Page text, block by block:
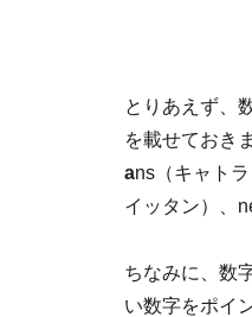
とりあえず、
を載せておき
ans（キャト
イッタン）、
ちなみに、数
い数字をポイ